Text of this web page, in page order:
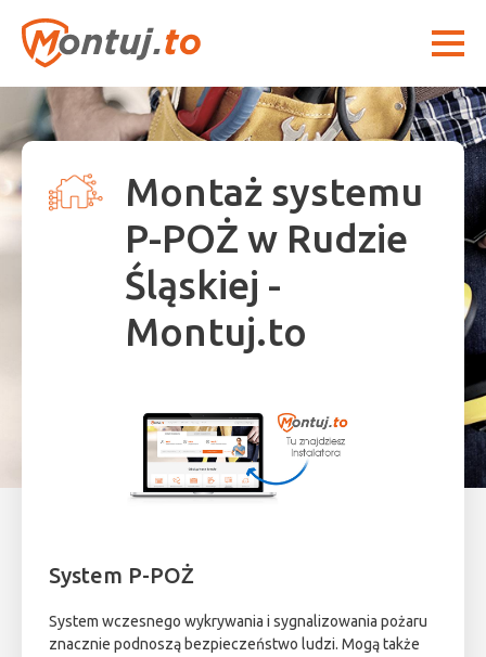
Montaż systemu
P-POŻ w Rudzie
Śląskiej -
Montuj.to
System P-POŻ
System wczesnego wykrywania i sygnalizowania pożaru
znacznie podnoszą bezpieczeństwo ludzi. Mogą także